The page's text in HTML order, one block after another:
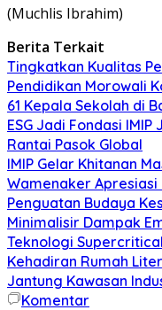
(Muchlis Ibrahim)
Berita Terkait
Tingkatkan Kualitas
Pendidikan Morowali
61 Kepala Sekolah di
ESG Jadi Fondasi
Rantai Pasok Global
IMIP Gelar Khitanan
Wamenaker Apresiasi
Penguatan Budaya
Minimalisir Dampak
Teknologi
Kehadiran Rumah
Jantung Kawasan
Komentar